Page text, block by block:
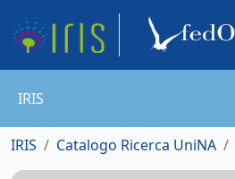
IRIS
IRIS Catalogo Ricerca UniNA